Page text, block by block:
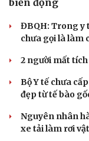
ĐBQH: Trong y
chưa gọi là làm
2 người mất
Bộ Y tế chưa
đẹp từ tế bào
Nguyên nhân
xe tải làm rơi